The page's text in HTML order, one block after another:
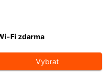
Fi zdarma
Vybrat